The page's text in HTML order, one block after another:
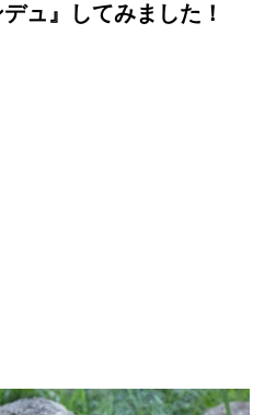
ュ』してみました！